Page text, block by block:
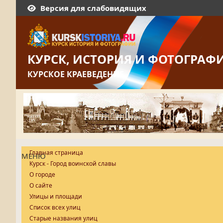
Версия для слабовидящих
КУРСК, ИСТОРИЯ И
КУРСКОЕ КРАЕВЕДЕНИЕ
МЕНЮ
Главная страница
Курск - Город воинской славы
О городе
О сайте
Улицы и площади
Список всех улиц
Старые названия улиц